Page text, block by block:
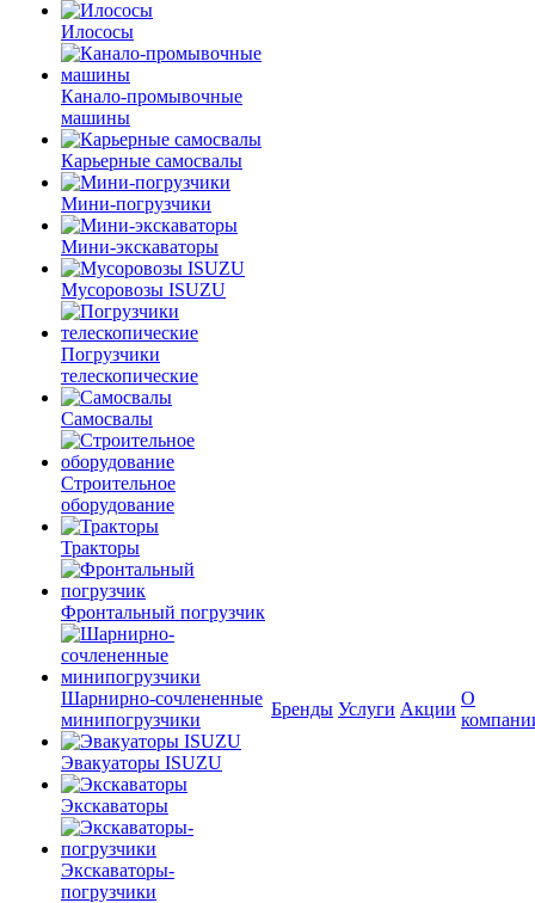
Илососы
Канало-промывочные
машины
Карьерные самосвалы
Мини-погрузчики
Мини-экскаваторы
Мусоровозы ISUZU
Погрузчики
телескопические
Самосвалы
Строительное
оборудование
Тракторы
Фронтальный погрузчик
Шарнирно-сочлененные
минипогрузчики
Эвакуаторы ISUZU
Экскаваторы
Экскаваторы-
погрузчики
Бренды Услуги Акции
О